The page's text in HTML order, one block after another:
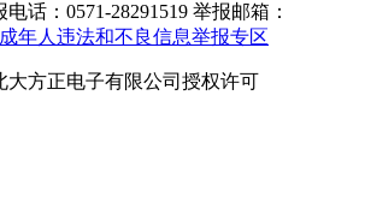
话：0571-28291519 举报邮箱：
年人违法和不良信息举报专区
大方正电子有限公司授权许可